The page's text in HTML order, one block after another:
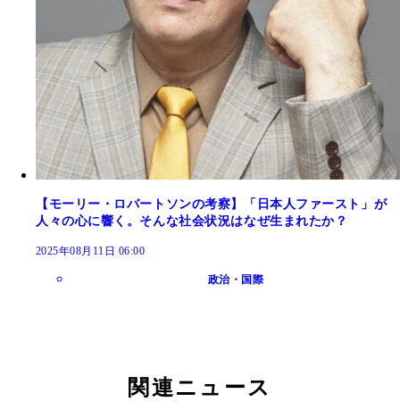
【モーリー・ロバートソンの考察】「日本人ファースト」が
人々の心に響く。そんな社会状況はなぜ生まれたか？
2025年08月11日 06:00
政治・国際
関連ニュース